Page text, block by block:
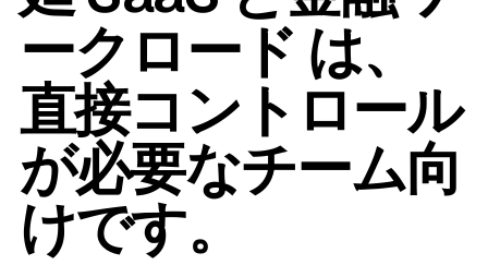
ークロード は、
直接コントロール
が必要なチーム向
けです。